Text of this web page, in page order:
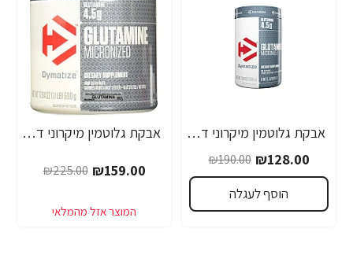
-33%
אבקת גלוטמין מיקרוני דיימטייז 300 גרם - מבית Dymatize Nutrition
₪128.00
₪190.00
הוסף לעגלה
-29% אבקת גלוטמין מיקרוני דיימטייז 500 גרם - מבית Dymatize Nutrition
₪159.00
₪225.00